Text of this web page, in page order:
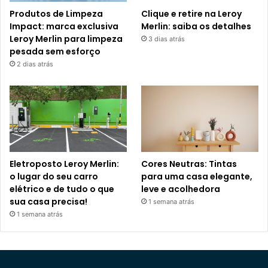
Produtos de Limpeza
Impact: marca exclusiva
Leroy Merlin para limpeza
pesada sem esforço
2 dias atrás
Clique e retire na Leroy
Merlin: saiba os detalhes
3 dias atrás
Eletroposto Leroy Merlin:
o lugar do seu carro
elétrico e de tudo o que
sua casa precisa!
1 semana atrás
Cores Neutras: Tintas
para uma casa elegante,
leve e acolhedora
1 semana atrás